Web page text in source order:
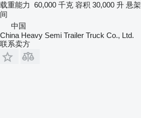
载重能力 60,000 千克 容积 30,000 升 悬架
间
中国
China Heavy Semi Trailer Truck Co., Ltd.
联系卖方